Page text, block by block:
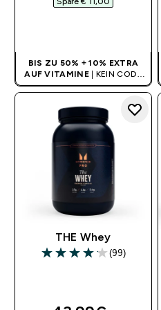
BIS ZU 50% + 10% EXTRA
AUF VITAMINE
| KEIN CODE
BENÖTIGT
THE Whey
4.14 out of 5 stars
(99)